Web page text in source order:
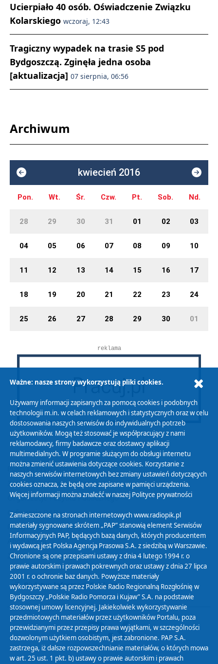
Ucierpiało 40 osób. Oświadczenie Związku
Kolarskiego wczoraj, 12:43
Tragiczny wypadek na trasie S5 pod
Bydgoszczą. Zginęła jedna osoba
[aktualizacja] 07 sierpnia, 06:56
Archiwum
kwiecień 2016
Pon. Wt. Śr. Czw. Pt. Sob. Nd.
28 29 30 31 01 02 03
04 05 06 07 08 09 10
11 12 13 14 15 16 17
18 19 20 21 22 23 24
25 26 27 28 29 30 01
reklama
Polityka Prywatności
Zasady korzystania z Serwisu
Organizacje Pożytku Publicznego
Cyfryzacja DAB+
Polityka ochrony danych osobowych
Abonament
Zamówienia publiczne
Biuletyn Informacji Publicznej
Ważne: nasze strony wykorzystują pliki cookies.
Używamy informacji zapisanych za pomocą cookies i podobnych
technologii m.in. w celach reklamowych i statystycznych oraz w celu
dostosowania naszych serwisów do indywidualnych potrzeb
użytkowników. Mogą też stosować je współpracujący z nami
reklamodawcy, firmy badawcze oraz dostawcy aplikacji
multimedialnych. W programie służącym do obsługi internetu
można zmienić ustawienia dotyczące cookies. Korzystanie z
naszych serwisów internetowych bez zmiany ustawień dotyczących
cookies oznacza, że będą one zapisane w pamięci urządzenia.
Więcej informacji można znaleźć w naszej Polityce prywatności
Zamieszczone na stronach internetowych www.radiopik.pl
materiały sygnowane skrótem „PAP” stanowią element Serwisów
Informacyjnych PAP, będących bazą danych, których producentem
i wydawcą jest Polska Agencja Prasowa S.A. z siedzibą w Warszawie.
Chronione są one przepisami ustawy z dnia 4 lutego 1994 r. o
prawie autorskim i prawach pokrewnych oraz ustawy z dnia 27 lipca
2001 r. o ochronie baz danych. Powyższe materiały
wykorzystywane są przez Polskie Radio Regionalną Rozgłośnię w
Bydgoszczy „Polskie Radio Pomorza i Kujaw” S.A. na podstawie
stosownej umowy licencyjnej. Jakiekolwiek wykorzystywanie
przedmiotowych materiałów przez użytkowników Portalu, poza
przewidzianymi przez przepisy prawa wyjątkami, w szczególności
dozwolonym użytkiem osobistym, jest zabronione. PAP S.A.
zastrzega, iż dalsze rozpowszechnianie materiałów, o których mowa
w art. 25 ust. 1 pkt. b) ustawy o prawie autorskim i prawach